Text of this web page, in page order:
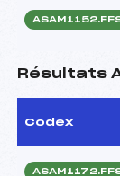
Résultats
Codex